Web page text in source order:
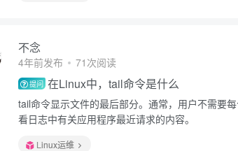
不念
4年前发布 71次阅读
提问 在Linux中，tail命令是什么
tail命令显示文件的最后部分。通常，用户不需要
看日志中有关应用程序最近请求的内容。
Linux运维